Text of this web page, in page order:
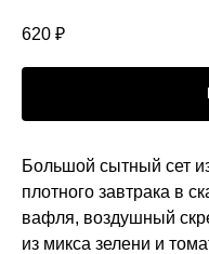
620 ₽
Большой сытный сет
плотного завтрака в
вафля, воздушный
из микса зелени и